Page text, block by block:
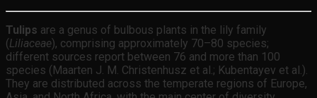
Tulips are a genus of bulbous plants in the lily family
(Liliaceae), comprising approximately 70–80 species;
different sources report between 76 and more than 100
species (Maarten J. M. Christenhusz et al.; Kubentayev et al.).
They are distributed across the temperate regions of Europe,